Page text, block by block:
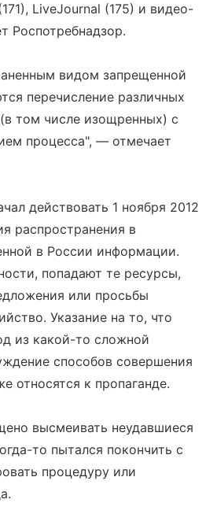
LiveJournal (175) и видео-
Роспотребнадзор.
видом запрещенной
перечисление различных
том числе изощренных) с
процесса", — отмечает
действовать 1 ноября 2012
распространения в
в России информации.
попадают те ресурсы,
или просьбы
Указание на то, что
из какой-то сложной
способов совершения
относятся к пропаганде.
высмеивать неудавшиеся
то пытался покончить с
процедуру или